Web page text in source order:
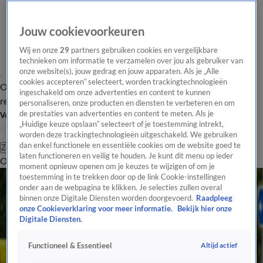
Overzicht Laatste nieuws Regionieuws Het beste van Hart
Tip de
redactie
Volg Hart van Nederland
Zoeken
OverzichtRegioUitzendingenWeerTip de redactiePanelVideo's
Alle Verkeer Artikelen
Veerpont Brummen-Bronkhorst vaart gewoon ondanks foutieve Google-melding
29 juli, 23:04
NS-treinreiziger iets vaker te laat door grote verstoringen spoor
Ook benzine- en dieselauto's straks welkom op laadplekken in twee provincies
Jouw cookievoorkeuren
Wij en onze29 partners gebruiken cookies en vergelijkbare
technieken om informatie te verzamelen over jou als gebruiker van
onze website(s), jouw gedrag en jouw apparaten. Als je „Alle
cookies accepteren” selecteert, worden trackingtechnologieën
ingeschakeld om onze advertenties en content te kunnen
personaliseren, onze producten en diensten te verbeteren en om
de prestaties van advertenties en content te meten. Als je
„Huidige keuze opslaan” selecteert of je toestemming intrekt,
worden deze trackingtechnologieën uitgeschakeld. We gebruiken
dan enkel functionele en essentiële cookies om de website goed te
laten functioneren en veilig te houden. Je kunt dit menu op ieder
moment opnieuw openen om je keuzes te wijzigen of om je
toestemming in te trekken door op de link Cookie-instellingen
onder aan de webpagina te klikken. Je selecties zullen overal
binnen onze Digitale Diensten worden doorgevoerd. Raadpleeg
onze Cookieverklaring voor meer informatie.
Bekijk hier onze
Digitale Diensten.
Functioneel & Essentieel Altijd actief